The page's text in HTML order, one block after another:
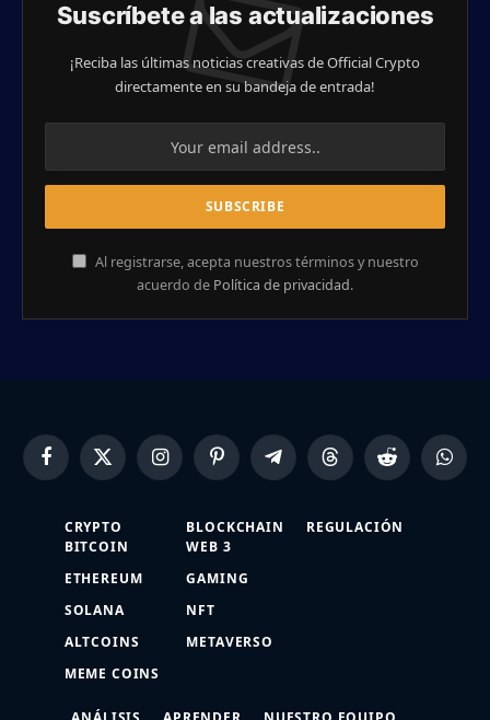
Suscríbete a las actualizaciones
¡Reciba las últimas noticias creativas de Official Crypto
directamente en su bandeja de entrada!
Al registrarse, acepta nuestros términos y nuestro
acuerdo de Política de privacidad.
FacebookX
(Twitter)
InstagramPinterestTelegramThreads Reddit
CRYPTO
BITCOIN
ETHEREUM
SOLANA
ALTCOINS
MEME COINS
BLOCKCHAIN
WEB 3
GAMING
NFT
METAVERSO
REGULACIÓN